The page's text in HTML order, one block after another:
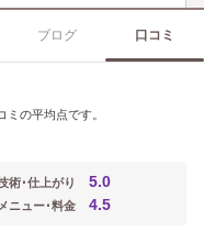
ブログ 口コミ
ミの平均点です。
術･仕上がり 5.0
メニュー･料金 4.5